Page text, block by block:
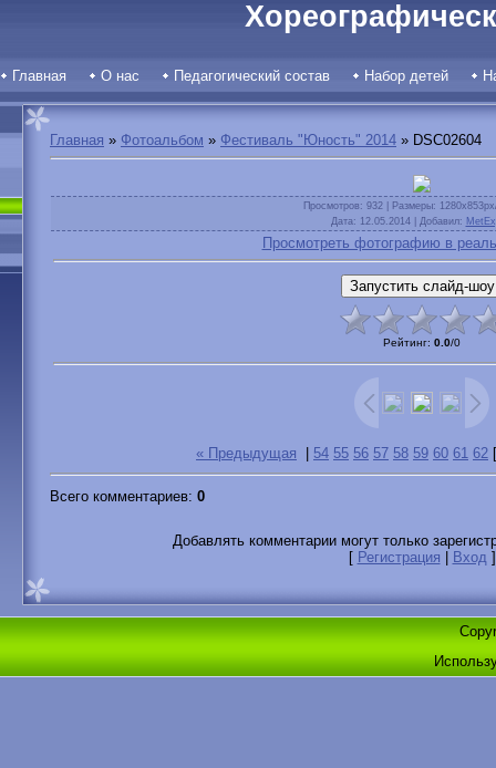
Главная О нас Педагогический состав Набор детей
Главная » Фотоальбом » Фестиваль "Юность" 2014 » DSC02604
Просмотров: 932 | Размеры:
Дата: 12.05.2014 | Добавил:
Просмотреть фотографию в
Рейтинг: 0.0/0
« Предыдущая 54 55 56 57 58 59 60 61 62 [
Всего комментариев: 0
Добавлять комментарии могут только
[ Регистрация Вход]